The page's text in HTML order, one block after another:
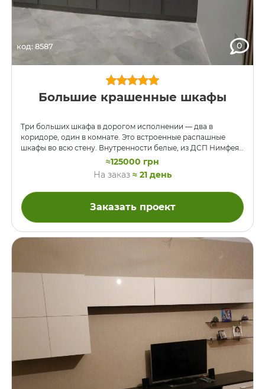
код: 8587 0
Большие крашенные шкафы
Три больших шкафа в дорогом исполнении — два в
коридоре, один в комнате. Это встроенные распашные
шкафы во всю стену. Внутренности белые, из ДСП Нимфея
Альба. Двери — крашенная МДФ. Двери цельные во всю
высоту, с интегрированными ручками в половину высоты
двери. Вернее, ручек как таковых нет, это просто
фрезеровка в МДФ фасада. Цвет краски — 5520-Y матовая,
по каталогу NCS. Направляющие выдвижных ящиков —
BLUM.
≈125000 грн
На заказ ≈ 21 день
Заказать проект